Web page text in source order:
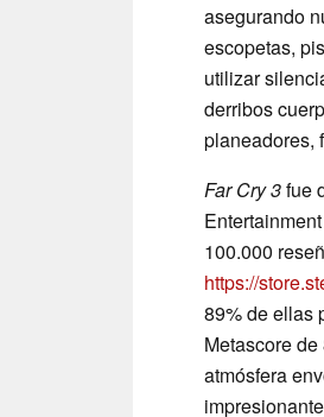
asegurando
escopetas,
utilizar
derribos
planeadores,
Far Cry 3fue
100.000
https://
89% de ellas
Metascore
atmósfera